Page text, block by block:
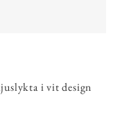
i vit design